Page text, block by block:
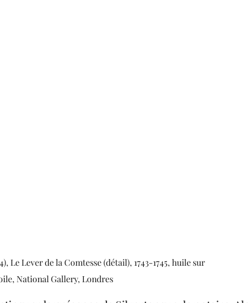
Le Lever de la Comtesse (détail), 1743-1745, huile sur
National Gallery, Londres